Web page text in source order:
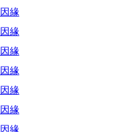
緣
緣
緣
緣
緣
緣
緣